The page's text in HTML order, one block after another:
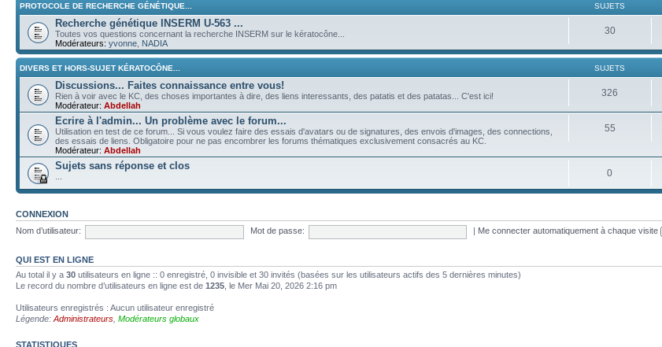
PROTOCOLE DE RECHERCHE GÉNÉTIQUE... SUJETS
Recherche génétique INSERM U-563 ...
Toutes vos questions concernant la recherche INSERM sur le kératocône...
Modérateurs: yvonne NADIA
30
DIVERS ET HORS-SUJET KÉRATOCÔNE... SUJETS
Discussions... Faites connaissance entre vous!
Rien à voir avec le KC, des choses importantes à dire, des liens interessants, des patatis et des patatas... C'est ici!
Modérateur: Abdellah
326
Ecrire à l'admin... Un problème avec le forum...
Utilisation en test de ce forum... Si vous voulez faire des essais d'avatars ou de signatures, des envois d'images, des connections,
des essais de liens. Obligatoire pour ne pas encombrer les forums thématiques exclusivement consacrés au KC.
Modérateur: Abdellah
55
Sujets sans réponse et clos
0
CONNEXION
Nom d’utilisateur:
Mot de passe: Me connecter automatiquement à chaque visite
QUI EST EN LIGNE
Au total il y a 30 utilisateurs en ligne :: 0 enregistré, 0 invisible et 30 invités (basées sur les utilisateurs actifs des 5 dernières minutes)
Le record du nombre d’utilisateurs en ligne est de 1235 , le Mer Mai 20, 2026 2:16 pm
Utilisateurs enregistrés : Aucun utilisateur enregistré
Légende: Administrateurs Modérateurs globaux
STATISTIQUES